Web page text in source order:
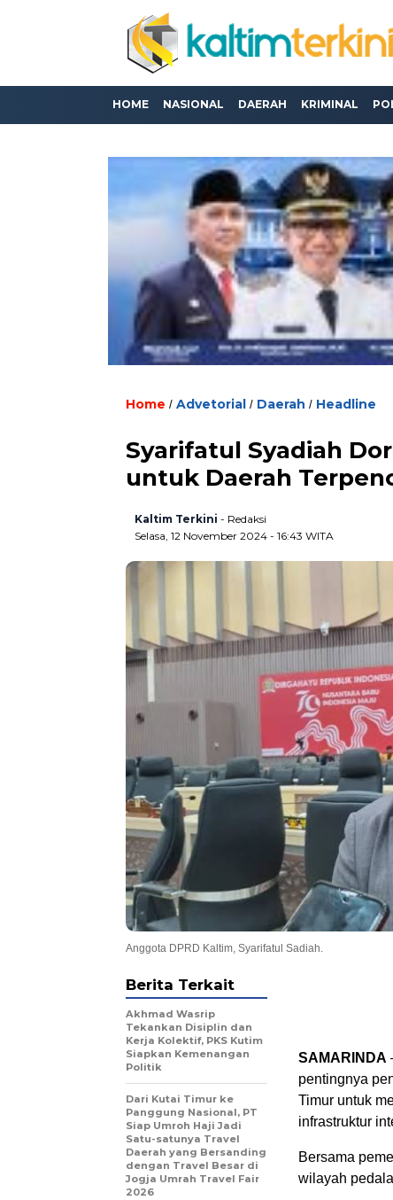
HOME NASIONAL DAERAH KRIMINAL
Home / Advetorial / Daerah / Headline
Syarifatul Syadiah
untuk Daerah
Kaltim Terkini - Redaksi
Selasa, 12 November 2024 - 16:43 WITA
Anggota DPRD Kaltim, Syarifatul Sadiah.
SAMARINDA
pentingnya
Timur untuk
infrastruktur
Bersama
wilayah
Berita Terkait
Akhmad Wasrip
Tekankan Disiplin dan
Kerja Kolektif, PKS Kutim
Siapkan Kemenangan
Politik
Dari Kutai Timur ke
Panggung Nasional, PT
Siap Umroh Haji Jadi
Satu-satunya Travel
Daerah yang Bersanding
dengan Travel Besar di
Jogja Umrah Travel Fair
2026